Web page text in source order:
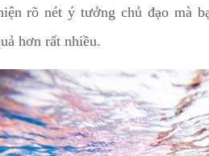
rõ nét ý tưởng chủ đạo mà
hơn rất nhiều.